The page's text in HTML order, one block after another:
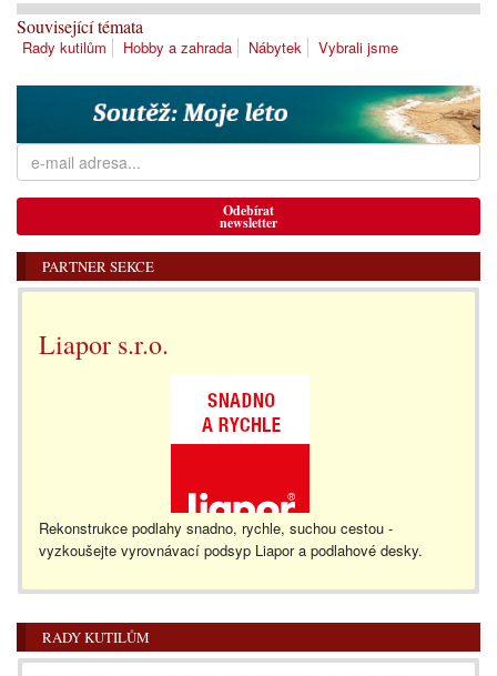
Související témata
Rady kutilům Hobby a zahrada Nábytek Vybrali jsme
Odebírat
newsletter
PARTNER SEKCE
Liapor s.r.o.
Rekonstrukce podlahy snadno, rychle, suchou cestou -
vyzkoušejte vyrovnávací podsyp Liapor a podlahové desky.
RADY KUTILŮM